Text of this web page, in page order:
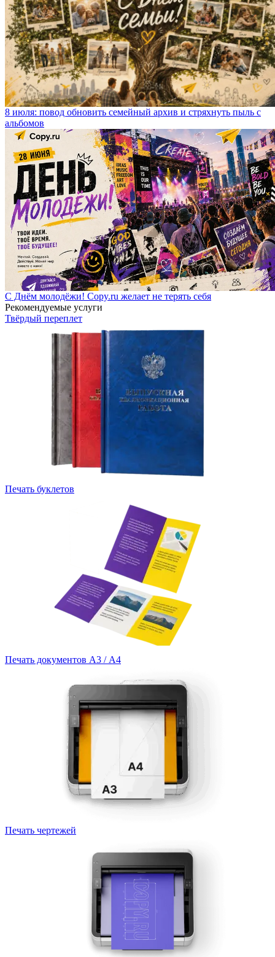
8 июля: повод обновить семейный архив и стряхнуть пыль с
альбомов
С Днём молодёжи! Copy.ru желает не терять себя
Рекомендуемые услуги
Твёрдый переплет
Печать буклетов
Печать документов А3 / А4
Печать чертежей